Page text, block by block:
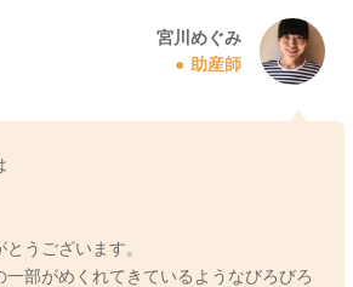
宮川めぐみ
助産師
うございます。
部がめくれてきているようなびろびろ